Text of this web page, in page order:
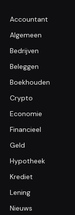
Accountant
Algemeen
Bedrijven
Beleggen
Boekhouden
Crypto
Economie
Financieel
Geld
Hypotheek
Krediet
Lening
Nieuws